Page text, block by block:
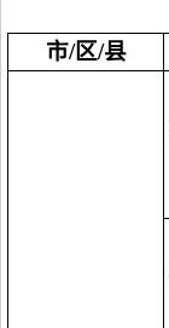
市/区/县